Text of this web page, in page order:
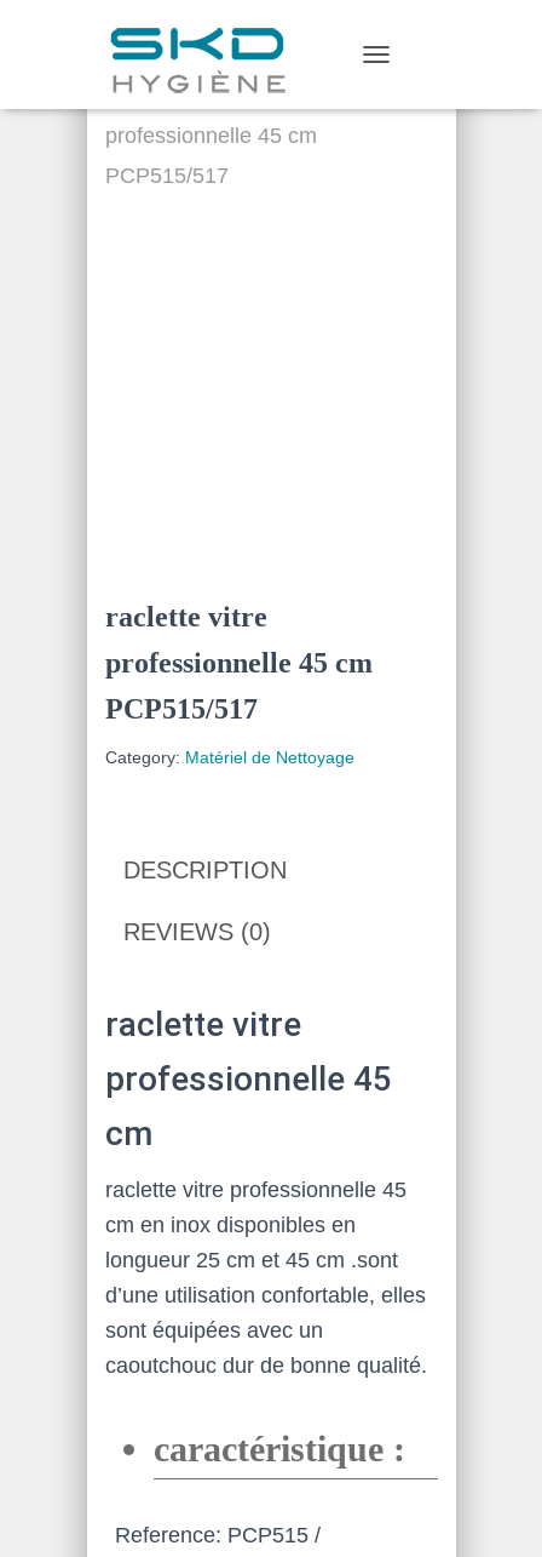
Home/Matériel de
Nettoyage / raclette vitre
professionnelle 45 cm
PCP515/517
raclette vitre
professionnelle 45 cm
PCP515/517
Category: Matériel de Nettoyage
DESCRIPTION
REVIEWS (0)
raclette vitre
professionnelle 45
cm
raclette vitre professionnelle 45
cm en inox disponibles en
longueur 25 cm et 45 cm .sont
d’une utilisation confortable, elles
sont équipées avec un
caoutchouc dur de bonne qualité.
caractéristique :
Reference: PCP515 /